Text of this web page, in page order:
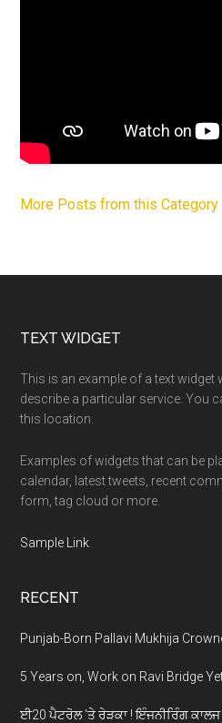
More Posts from this Category
Footer
TEXT WIDGET
This is an example of a text widget
describe a particular service. You
this location.
Examples of widgets that can be
calendar, latest tweets, recent
form, tag cloud or more.
Sample Link
RECENT
Punjab-Born Pallavi Mukhija
5 Years on, Work on Ravi Bridge
ਈ20 ਪੈਟਰੋਲ ‘ਤੇ ਰੇੜਕਾ ! ਇੰਜਨੀਰਿੰਗ